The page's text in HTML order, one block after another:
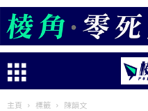
主頁 標籤 陳韻文